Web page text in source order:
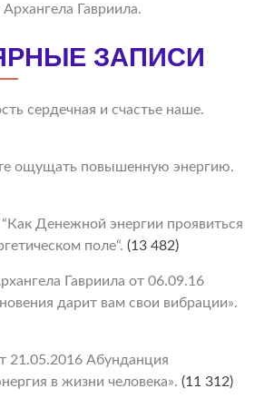
Гавриила.
ЗАПИСИ
сердечная и счастье наше.
ощущать повышенную энергию.
Денежной энергии проявиться
поле“. (13 482)
Гавриила от 06.09.16
дарит вам свои вибрации».
21.05.2016 Абунданция
в жизни человека». (11 312)